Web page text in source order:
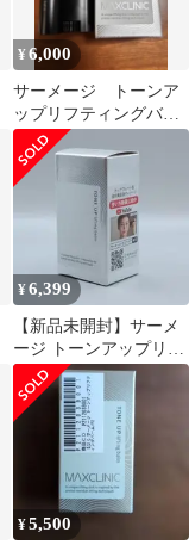
¥6,000
サーメージ トーンア
ップリフティングバー
ム
¥6,399
【新品未開封】サーメ
ージ トーンアップリフ
ティングバーム 22g
¥5,500